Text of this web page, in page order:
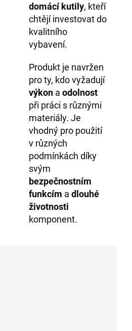
domácí kutily, kteří
chtějí investovat do
kvalitního
vybavení.
Produkt je navržen
pro ty, kdo vyžadují
výkon a odolnost
při práci s různými
materiály. Je
vhodný pro použití
v různých
podmínkách díky
svým
bezpečnostním
funkcím a dlouhé
životnosti
komponent.